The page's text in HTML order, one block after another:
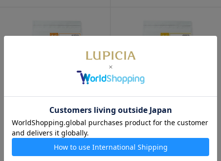
通販限定
デカフェ・マスカット ティー
バッグ 30個パック入
通販限定
ピッコロ ティーバッグ 30個パ
ック入